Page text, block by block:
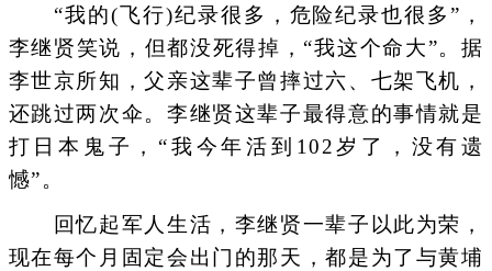
“我的(飞行)纪录很多，危险纪录也很多”，
李继贤笑说，但都没死得掉，“我这个命大”。据
李世京所知，父亲这辈子曾摔过六、七架飞机，
还跳过两次伞。李继贤这辈子最得意的事情就是
打日本鬼子，“我今年活到102岁了，没有遗
憾”。
回忆起军人生活，李继贤一辈子以此为荣，
现在每个月固定会出门的那天，都是为了与黄埔